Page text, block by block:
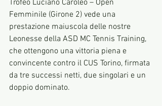
Trofeo Luciano Caroleo – Open
Femminile (Girone 2) vede una
prestazione maiuscola delle nostre
Leonesse della ASD MC Tennis Training,
che ottengono una vittoria piena e
convincente contro il CUS Torino, firmata
da tre successi netti, due singolari e un
doppio dominato.